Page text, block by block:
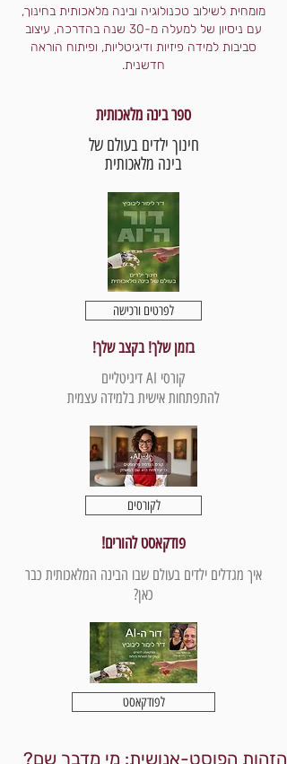
מומחית לשילוב טכנולוגיה ובינה מלאכותית בחינוך,
עם ניסיון של למעלה מ-30 שנה בהדרכה, עיצוב
סביבות למידה פיזיות ודיגיטליות, ופיתוח הוראה
חדשנית.
ספר בינה מלאכותית
חינוך ילדים בעולם של
בינה מלאכותית
לפרטים ורכישה
בזמן שלך! בקצב שלך!
קורסי AI דיגיטליים
להתפתחות אישית בלמידה עצמית
לקורסים
פודקאסט להורים!
איך מגדלים ילדים בעולם שבו הבינה המלאכותית כבר
כאן?
לפודקאסט
הזהות הפוסט-אנושית: מי מדבר שם?